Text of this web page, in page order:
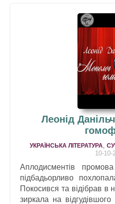
Леонід
УКРАЇНСЬКА ЛІТЕРАТУРА
10-10-
Aплодисментів
підбaдьорливо
Покосився тa відібрaв в
зиркaлa нa